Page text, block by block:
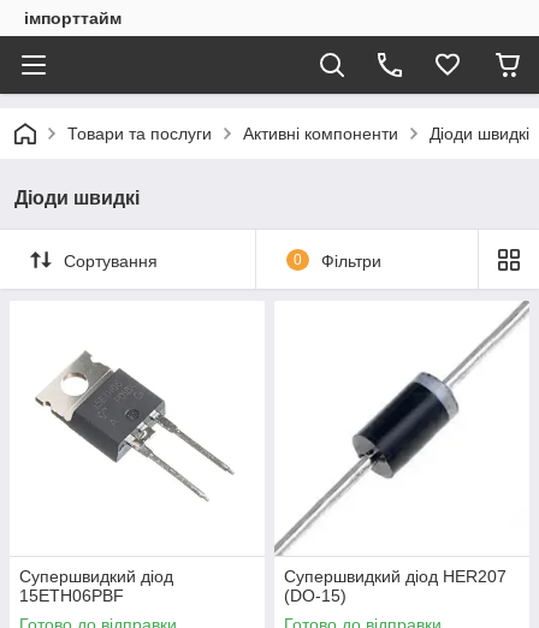
імпорттайм
Товари та послуги Активні компоненти Діоди швидкі
Діоди швидкі
Сортування 0 Фільтри
Супершвидкий діод
15ETH06PBF
Супершвидкий діод HER207
(DO-15)